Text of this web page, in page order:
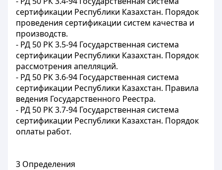
сертификации Республики Казахстан. Порядок
проведения сертификации систем качества и
производств.
- РД 50 РК 3.5-94 Государственная система
сертификации Республики Казахстан. Порядок
рассмотрения апелляций.
- РД 50 РК 3.6-94 Государственная система
сертификации Республики Казахстан. Правила
ведения Государственного Реестра.
- РД 50 РК 3.7-94 Государственная система
сертификации Республики Казахстан. Порядок
оплаты работ.
3 Определения